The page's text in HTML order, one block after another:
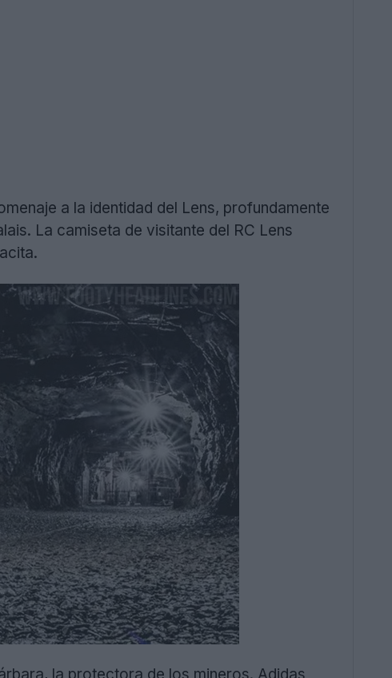
a la identidad del Lens, profundamente
La camiseta de visitante del RC Lens